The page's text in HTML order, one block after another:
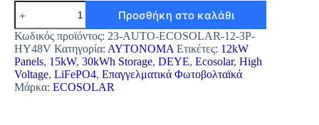
Προσθήκη στο καλάθι
Κωδικός προϊόντος: 23-AUTO-ECOSOLAR-12-3P-
HY48V Κατηγορία: ΑΥΤΟΝΟΜΑ Ετικέτες: 12kW
Panels, 15kW, 30kWh Storage, DEYE, Ecosolar, High
Voltage, LiFePO4, Επαγγελματικά Φωτοβολταϊκά
Μάρκα: ECOSOLAR